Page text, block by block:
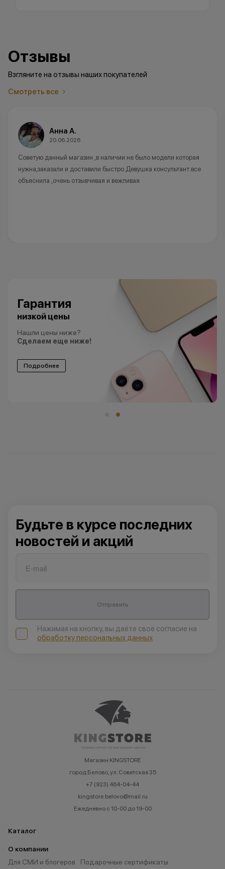
Отзывы
Взгляните на отзывы наших покупателей
Смотреть все
Анна А.
20.06.2026
Советую данный магазин ,в наличии не было модели которая
нужна,заказали и доставили быстро.Девушка консультант все
объяснила ,очень отзывчивая и вежливая
Гарантия
низкой цены
Нашли цены ниже?
Сделаем еще ниже!
Подробнее
Будьте в курсе последних
новостей и акций
Отправить
Нажимая на кнопку, вы даёте своё согласие на
обработку персональных данных
Магазин KINGSTORE
город Белово, ул. Советская 35
+7 (923) 464-04-44
kingstore.belovo@mail.ru
Ежедневно с 10-00 до 19-00
Каталог
О компании
Для СМИ и блогеров
Подарочные сертификаты